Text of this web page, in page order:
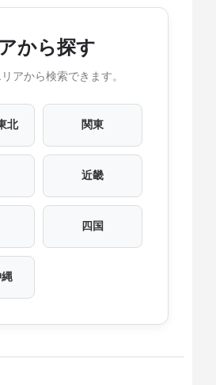
から探す
アから検索できます。
北 関東
近畿
四国